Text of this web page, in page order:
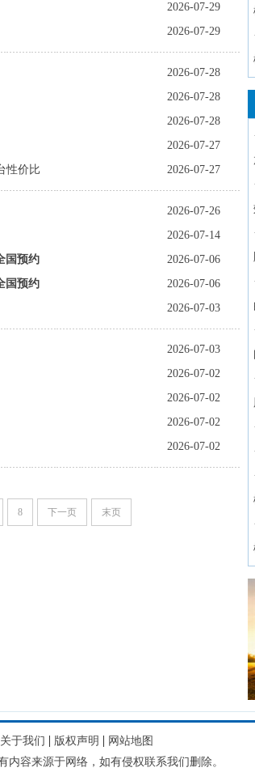
2026-07-29
2026-07-29
2026-07-28
2026-07-28
2026-07-28
2026-07-27
性价比 2026-07-27
2026-07-26
2026-07-14
国预约
2026-07-06
国预约
2026-07-06
2026-07-03
2026-07-03
2026-07-02
2026-07-02
2026-07-02
2026-07-02
8 下一页 末页
·
·
·
·
·
·
·
·
·
·
·
关于我们 | 版权声明 | 网站地图
内容来源于网络，如有侵权联系我们删除。